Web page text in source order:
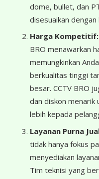
dome, bullet, dan
disesuaikan dengan
Harga Kompetitif:
BRO menawarkan
memungkinkan
berkualitas tinggi
besar. CCTV BRO
dan diskon menarik
lebih kepada
Layanan Purna
tidak hanya fokus
menyediakan
Tim teknisi yang